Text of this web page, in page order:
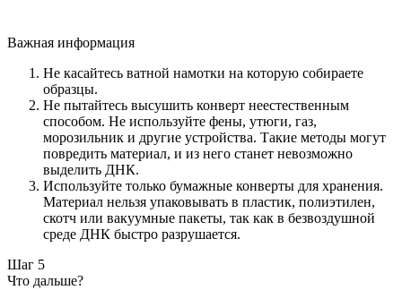
Важная информация
Не касайтесь ватной намотки на которую собираете
образцы.
Не пытайтесь высушить конверт неестественным
способом. Не используйте фены, утюги, газ,
морозильник и другие устройства. Такие методы могут
повредить материал, и из него станет невозможно
выделить ДНК.
Используйте только бумажные конверты для хранения.
Материал нельзя упаковывать в пластик, полиэтилен,
скотч или вакуумные пакеты, так как в безвоздушной
среде ДНК быстро разрушается.
Шаг 5
Что дальше?